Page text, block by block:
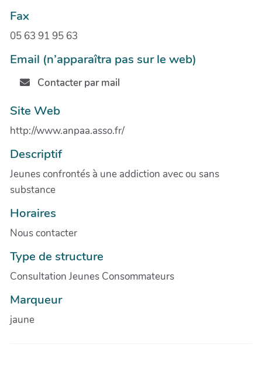
Fax
05 63 91 95 63
Email (n’apparaîtra pas sur le web)
Contacter par mail
Site Web
http://www.anpaa.asso.fr/
Descriptif
Jeunes confrontés à une addiction avec ou sans
substance
Horaires
Nous contacter
Type de structure
Consultation Jeunes Consommateurs
Marqueur
jaune